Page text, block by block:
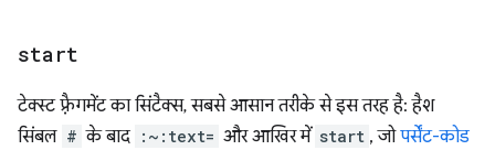
start
टेक्स्ट फ़्रैगमेंट का सिंटैक्स, सबसे आसान तरीके से इस तरह है: हैश
सिंबल # के बाद :~:text= और आखिर में start , जोपर्सेंट-कोड